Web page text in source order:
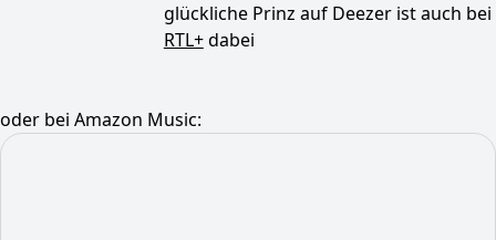
glückliche Prinz auf Deezer ist auch bei
RTL+dabei
oder bei Amazon Music: